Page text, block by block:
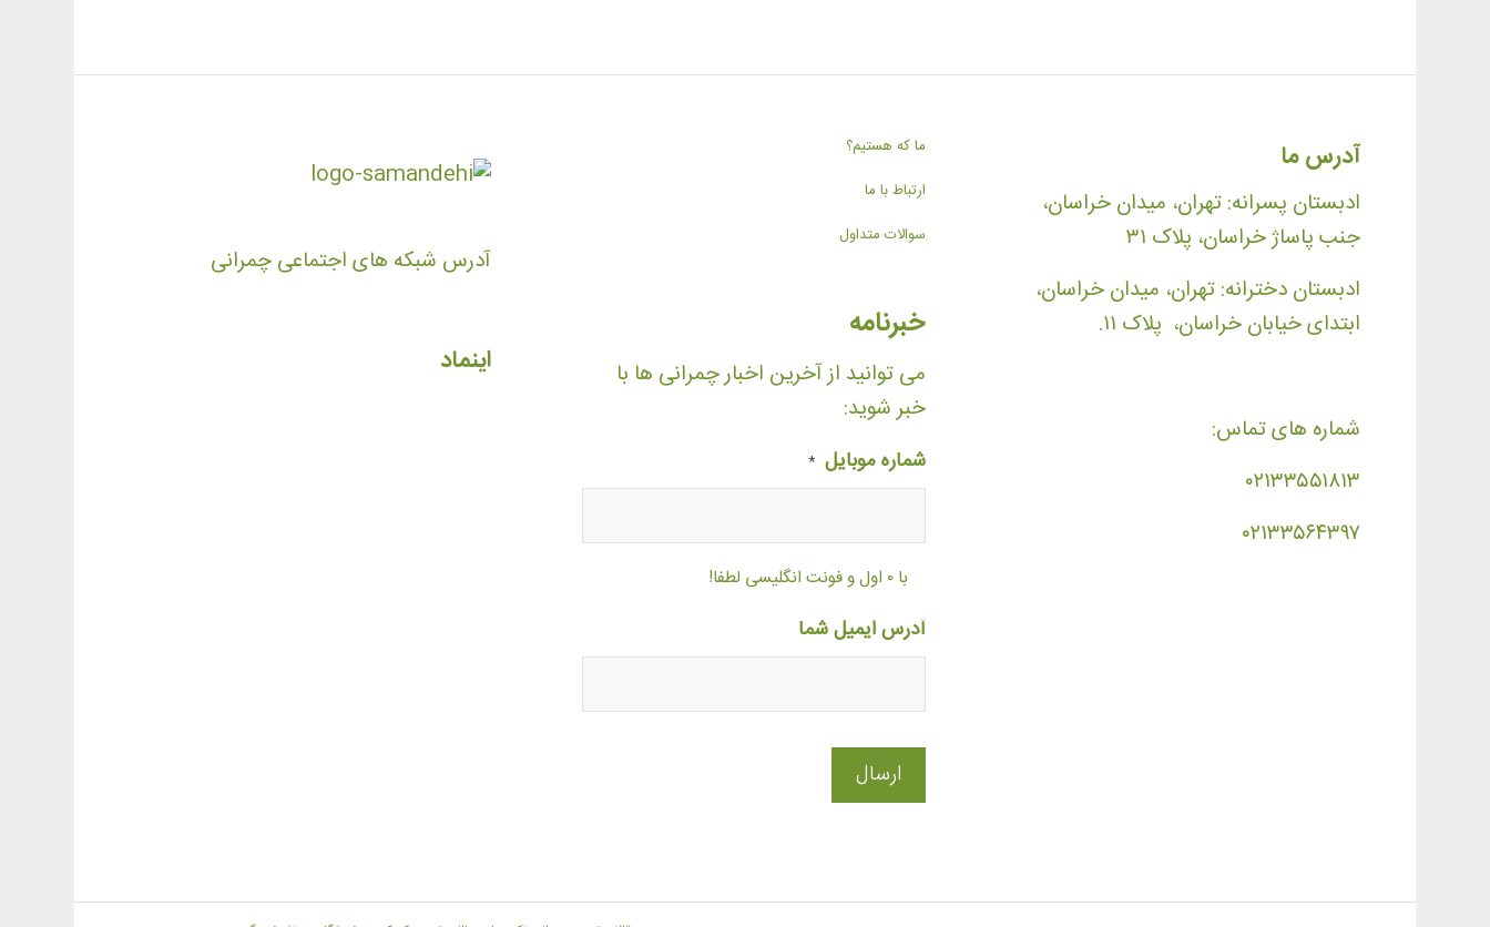
آدرس ما
ادبستان پسرانه: تهران، میدان خراسان،
جنب پاساژ خراسان، پلاک ۳۱
ادبستان دخترانه: تهران، میدان خراسان،
ابتدای خیابان خراسان، پلاک ۱۱.
شماره های تماس:
۰۲۱۳۳۵۵۱۸۱۳
۰۲۱۳۳۵۶۴۳۹۷
ما که هستیم؟
ارتباط با ما
سوالات متداول
خبرنامه
می توانید از آخرین اخبار چمرانی ها با
خبر شوید:
شماره موبایل *
با ۰ اول و فونت انگلیسی لطفا!
آدرس ایمیل شما
آدرس شبکه های اجتماعی چمرانی
اینماد